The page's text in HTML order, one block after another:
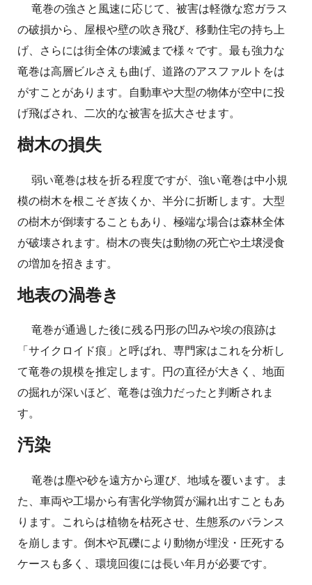
竜巻の強さと風速に応じて、被害は軽微な窓ガラス
の破損から、屋根や壁の吹き飛び、移動住宅の持ち上
げ、さらには街全体の壊滅まで様々です。最も強力な
竜巻は高層ビルさえも曲げ、道路のアスファルトをは
がすことがあります。自動車や大型の物体が空中に投
げ飛ばされ、二次的な被害を拡大させます。
樹木の損失
弱い竜巻は枝を折る程度ですが、強い竜巻は中小規
模の樹木を根こそぎ抜くか、半分に折断します。大型
の樹木が倒壊することもあり、極端な場合は森林全体
が破壊されます。樹木の喪失は動物の死亡や土壌浸食
の増加を招きます。
地表の渦巻き
竜巻が通過した後に残る円形の凹みや埃の痕跡は
「サイクロイド痕」と呼ばれ、専門家はこれを分析し
て竜巻の規模を推定します。円の直径が大きく、地面
の掘れが深いほど、竜巻は強力だったと判断されま
す。
汚染
竜巻は塵や砂を遠方から運び、地域を覆います。ま
た、車両や工場から有害化学物質が漏れ出すこともあ
ります。これらは植物を枯死させ、生態系のバランス
を崩します。倒木や瓦礫により動物が埋没・圧死する
ケースも多く、環境回復には長い年月が必要です。